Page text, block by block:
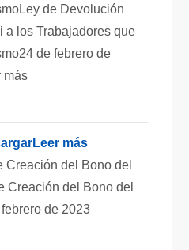
de Devolución
a los Trabajadores que
de febrero de
más
más
Creación del Bono del
Creación del Bono del
de 2023